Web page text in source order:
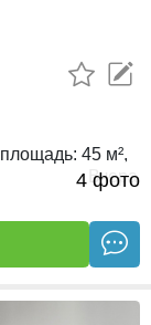
4 фото
площадь: 45 м²,
Вчера